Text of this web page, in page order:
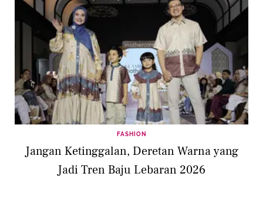
FASHION
Jangan Ketinggalan, Deretan Warna yang
Jadi Tren Baju Lebaran 2026